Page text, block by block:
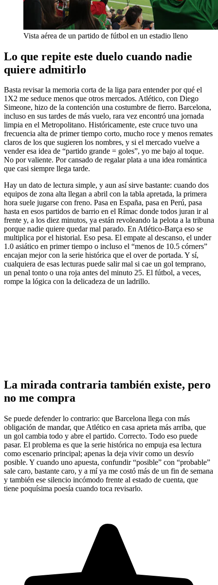
Vista aérea de un partido de fútbol en un estadio lleno
Lo que repite este duelo cuando nadie
quiere admitirlo
Basta revisar la memoria corta de la liga para entender por qué el
1X2 me seduce menos que otros mercados. Atlético, con Diego
Simeone, hizo de la contención una costumbre de fierro. Barcelona,
incluso en sus tardes de más vuelo, rara vez encontró una jornada
limpia en el Metropolitano. Históricamente, este cruce tuvo una
frecuencia alta de primer tiempo corto, mucho roce y menos remates
claros de los que sugieren los nombres, y si el mercado vuelve a
vender esa idea de “partido grande = goles”, yo me bajo al toque.
No por valiente. Por cansado de regalar plata a una idea romántica
que casi siempre llega tarde.
Hay un dato de lectura simple, y aun así sirve bastante: cuando dos
equipos de zona alta llegan a abril con la tabla apretada, la primera
hora suele jugarse con freno. Pasa en España, pasa en Perú, pasa
hasta en esos partidos de barrio en el Rímac donde todos juran ir al
frente y, a los diez minutos, ya están revoleando la pelota a la tribuna
porque nadie quiere quedar mal parado. En Atlético-Barça eso se
multiplica por el historial. Eso pesa. El empate al descanso, el under
1.0 asiático en primer tiempo o incluso el “menos de 10.5 córners”
encajan mejor con la serie histórica que el over de portada. Y sí,
cualquiera de esas lecturas puede salir mal si cae un gol temprano,
un penal tonto o una roja antes del minuto 25. El fútbol, a veces,
rompe la lógica con la delicadeza de un ladrillo.
La mirada contraria también existe, pero
no me compra
Se puede defender lo contrario: que Barcelona llega con más
obligación de mandar, que Atlético en casa aprieta más arriba, que
un gol cambia todo y abre el partido. Correcto. Todo eso puede
pasar. El problema es que la serie histórica no empuja esa lectura
como escenario principal; apenas la deja vivir como un desvío
posible. Y cuando uno apuesta, confundir “posible” con “probable”
sale caro, bastante caro, y a mí ya me costó más de un fin de semana
y también ese silencio incómodo frente al estado de cuenta, que
tiene poquísima poesía cuando toca revisarlo.